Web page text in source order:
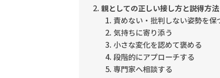
親としての正しい接し方と説得方法
責めない・批判しない姿勢を保
気持ちに寄り添う
小さな変化を認めて褒める
段階的にアプローチする
専門家へ相談する